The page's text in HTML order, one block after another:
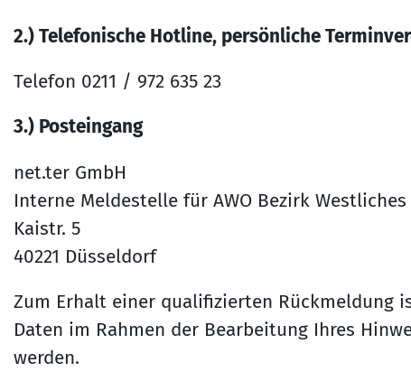
2.) Telefonische Hotline, persönliche
Telefon 0211 / 972 635 23
3.) Posteingang
net.ter GmbH
Interne Meldestelle für AWO Bezirk Westliches
Kaistr. 5
40221 Düsseldorf
Zum Erhalt einer qualifizierten Rückmeldung
Daten im Rahmen der Bearbeitung Ihres
werden.